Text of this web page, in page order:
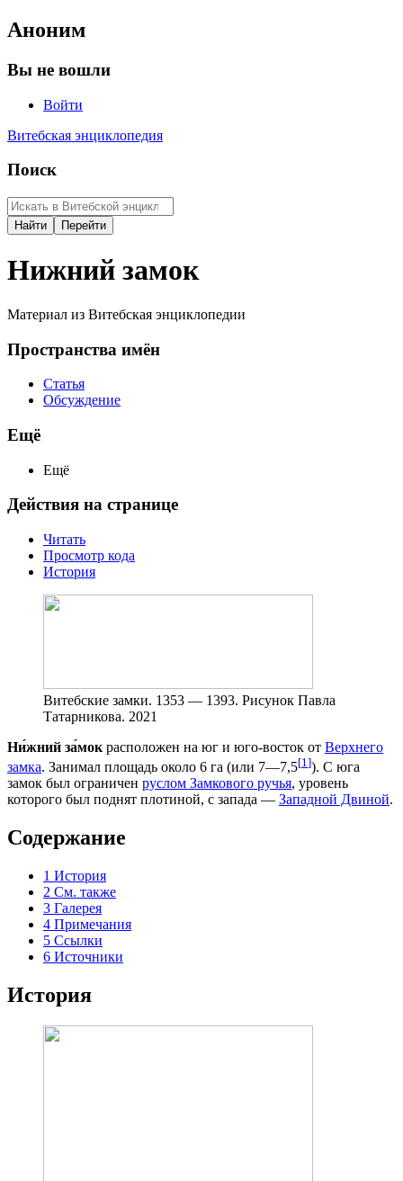
Аноним
Вы не вошли
Войти
Витебская энциклопедия
Поиск
Нижний замок
Материал из Витебская энциклопедии
Пространства имён
Статья
Обсуждение
Ещё
Ещё
Действия на странице
Читать
Просмотр кода
История
Витебские замки. 1353 — 1393. Рисунок Павла
Татарникова. 2021
Ни́жний за́мок расположен на юг и юго-восток от Верхнего
замка. Занимал площадь около 6 га (или 7—7,5[1]). С юга
замок был ограничен руслом Замкового ручья, уровень
которого был поднят плотиной, с запада — Западной Двиной.
Содержание
1 История
2 См. также
3 Галерея
4 Примечания
5 Ссылки
6 Источники
История